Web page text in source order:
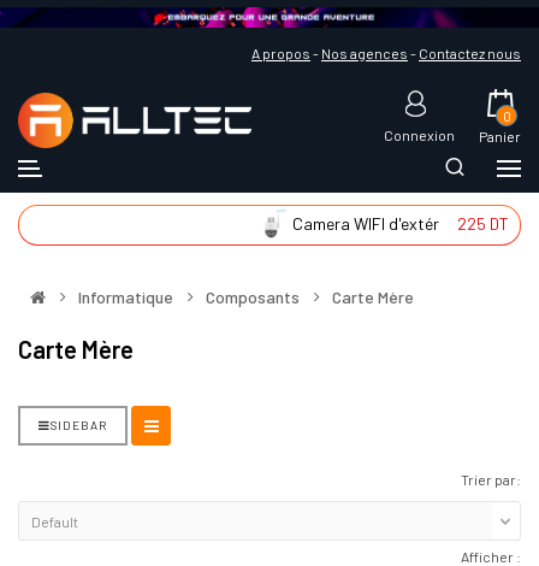
A propos - Nos agences - Contactez nous
Connexion Panier
0
Camera WIFI d'extér 225 DT
Informatique Composants Carte Mère
Carte Mère
SIDEBAR
Trier par:
Afficher :